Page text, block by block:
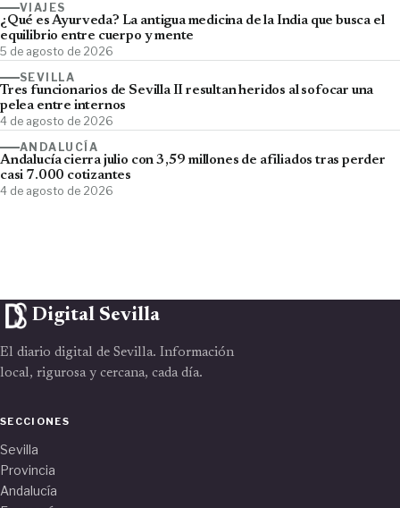
VIAJES
¿Qué es Ayurveda? La antigua medicina de la India que busca el
equilibrio entre cuerpo y mente
5 de agosto de 2026
SEVILLA
Tres funcionarios de Sevilla II resultan heridos al sofocar una
pelea entre internos
4 de agosto de 2026
ANDALUCÍA
Andalucía cierra julio con 3,59 millones de afiliados tras perder
casi 7.000 cotizantes
4 de agosto de 2026
Digital Sevilla
El diario digital de Sevilla. Información
local, rigurosa y cercana, cada día.
SECCIONES
Sevilla
Provincia
Andalucía